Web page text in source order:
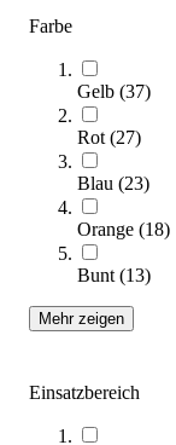
Farbe
Gelb (37)
Rot (27)
Blau (23)
Orange (18)
Bunt (13)
Mehr zeigen
Einsatzbereich
tanga sports®
Zum Produkt
Varianten
Sofort lieferbar
103,00 €